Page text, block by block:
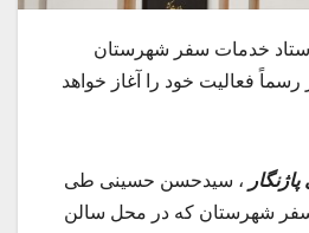
خدمات سفر شهرستان
فعالیت خود را آغاز خواهد
، سیدحسن حسینی طی
شهرستان که در محل سالن